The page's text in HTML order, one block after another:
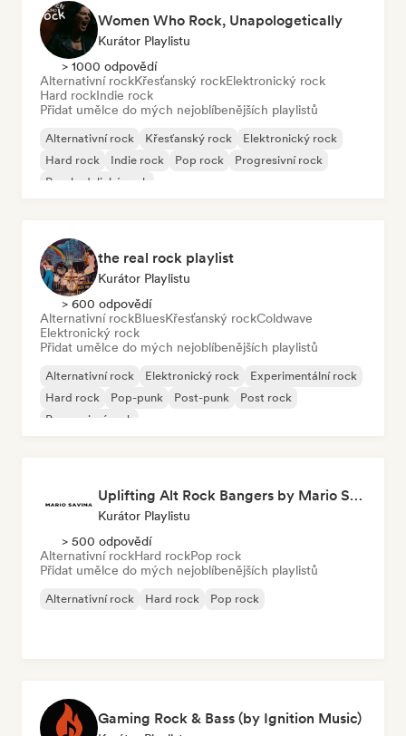
Women Who Rock, Unapologetically
Kurátor Playlistu
> 1000 odpovědí
Alternativní rockKřesťanský rockElektronický rock
Hard rockIndie rock
Přidat umělce do mých nejoblíbenějších playlistů
Alternativní rock Křesťanský rock
Elektronický rock
Hard rock
Indie rock Pop rock
Progresivní rock
Psychedelický rock
the real rock playlist
Kurátor Playlistu
> 600 odpovědí
Alternativní rockBluesKřesťanský rockColdwave
Elektronický rock
Přidat umělce do mých nejoblíbenějších playlistů
Alternativní rock Elektronický rock
Experimentální rock
Hard rock
Pop-punk Post-punk
Post rock
Progresivní rock
Uplifting Alt Rock Bangers by Mario Savina
Kurátor Playlistu
> 500 odpovědí
Alternativní rockHard rockPop rock
Přidat umělce do mých nejoblíbenějších playlistů
Alternativní rock Hard rock Pop rock
Gaming Rock & Bass (by Ignition Music)